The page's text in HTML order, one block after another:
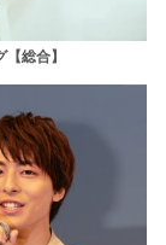
総合】